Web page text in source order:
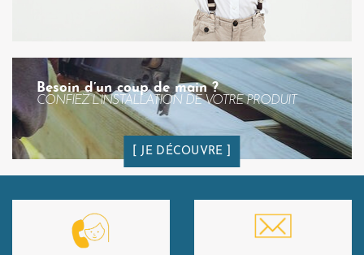
Besoin d’un coup de main ?
CONFIEZ L’INSTALLATION DE VOTRE PRODUIT
JE DÉCOUVRE